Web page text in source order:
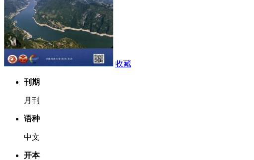
收藏
刊期
月刊
语种
中文
开本